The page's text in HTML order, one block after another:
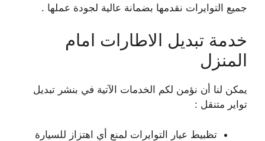
جميع التوايرات نقدمها بضمانة عالية لجودة عملها .
خدمة تبديل الاطارات امام
المنزل
يمكن لنا أن نؤمن لكم الخدمات الآتية في بنشر تبديل
تواير متنقل :
تظبيط عيار التوايرات لمنع أي اهتزاز للسيارة